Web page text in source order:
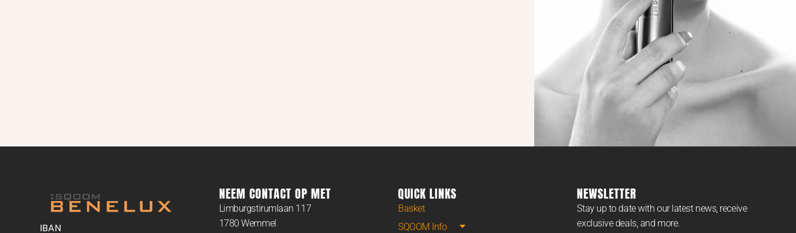
IBAN
NEEM CONTACT OP MET
Limburgstirumlaan 117
1780 Wemmel
QUICK LINKS
Basket
SQOOM Info
NEWSLETTER
Stay up to date with our latest news, receive
exclusive deals, and more.